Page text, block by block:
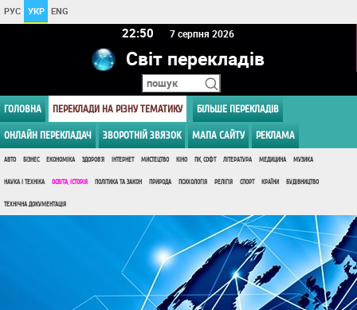
РУС УКР ENG
22 50 7 серпня 2026
Світ перекладів
ГОЛОВНА ПЕРЕКЛАДИ НА РІЗНУ ТЕМАТИКУ БІЛЬШЕ ПЕРЕКЛАДІВ
ОНЛАЙН ПЕРЕКЛАДАЧ ЗВОРОТНІЙ ЗВЯЗОК МАПА САЙТУ РЕКЛАМА
АВТО БІЗНЕС ЕКОНОМІКА ЗДОРОВ'Я ІНТЕРНЕТ МИСТЕЦТВО КІНО ПК, СОФТ ЛІТЕРАТУРА МЕДИЦИНА МУЗИКА
НАУКА І ТЕХНІКА ОСВІТА, ІСТОРІЯ ПОЛІТИКА ТА ЗАКОН ПРИРОДА ПСИХОЛОГІЯ РЕЛІГІЯ СПОРТ КРАЇНИ БУДІВНИЦТВО
ТЕХНІЧНА ДОКУМЕНТАЦІЯ